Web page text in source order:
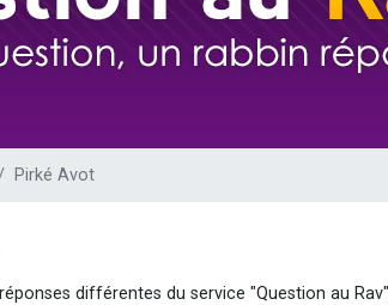
de demander une bénédiction
pour étudier en groupe sur Zoom
Pirké Avot
différentes du service "Question au